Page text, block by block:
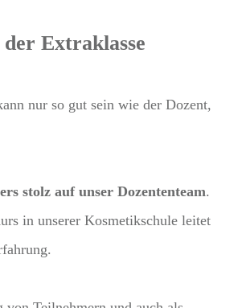
Extraklasse
nur so gut sein wie der Dozent,
stolz auf unser Dozententeam.
in unserer Kosmetikschule leitet